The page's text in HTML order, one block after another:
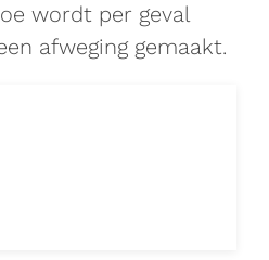
wordt per geval
afweging gemaakt.